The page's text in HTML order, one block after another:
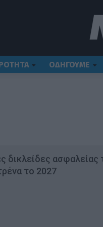
ΟΔΗΓΟΥΜΕ
δικλείδες ασφαλείας
το 2027